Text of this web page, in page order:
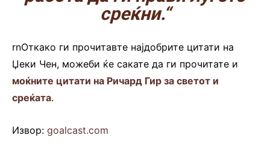
среќни.“
rnОткако ги прочитавте најдобрите цитати на
Џеки Чен, можеби ќе сакате да ги прочитате и
моќните цитати на Ричард Гир за светот и
среќата.
Извор: goalcast.com